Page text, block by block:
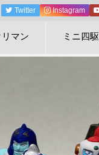
マン ミニ四
Twitter Instagram